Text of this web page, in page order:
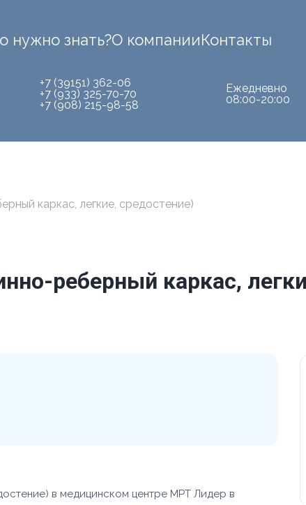
нужно знать?О компанииКонтакты
+7 (39151) 362-06
+7 (933) 325-70-70
+7 (908) 215-98-58
Ежедневно
08:00-20:00
каркас, легкие, средостение)
реберный каркас,
в медицинском центре МРТ Лидер в